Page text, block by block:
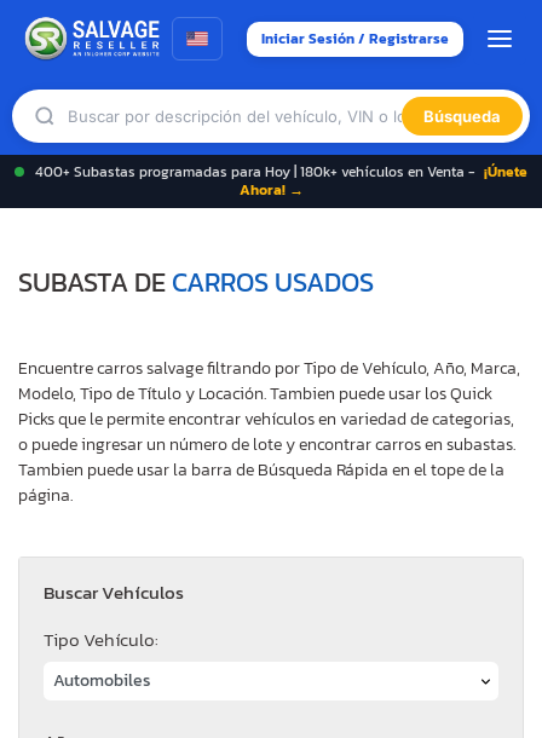
Iniciar Sesión / Registrarse
Búsqueda
400+ Subastas programadas para Hoy | 180k+ vehículos en Venta - ¡Únete
Ahora! →
SUBASTA DECARROS USADOS
Encuentre carros salvage filtrando por Tipo de Vehículo, Año, Marca,
Modelo, Tipo de Título y Locación. Tambien puede usar los Quick
Picks que le permite encontrar vehículos en variedad de categorias,
o puede ingresar un número de lote y encontrar carros en subastas.
Tambien puede usar la barra de Búsqueda Rápida en el tope de la
página.
Buscar Vehículos
Tipo Vehículo: